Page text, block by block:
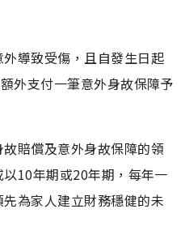
導致受傷，且自發生日起
外支付一筆意外身故保障予
賠償及意外身故保障的領
10年期或20年期，每年一
為家人建立財務穩健的未